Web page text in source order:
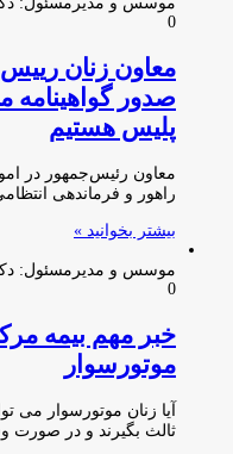
0
معاون زنان
صدور گواهینامه
پلیس هستیم
معاون رئیس‌جمهور در
راهور و فرماندهی
بیشتر بخوانید »
موسس و مدیرمسئول:
0
خبر مهم بیمه
موتورسوار
آیا زنان موتورسوار می‌
ثالث بگیرند و در صورت